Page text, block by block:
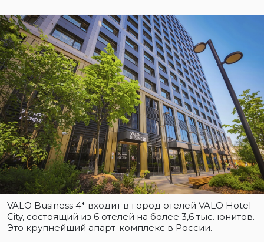
VALO Business 4* входит в город отелей VALO Hotel
City, состоящий из 6 отелей на более 3,6 тыс. юнитов.
Это крупнейший апарт-комплекс в России.